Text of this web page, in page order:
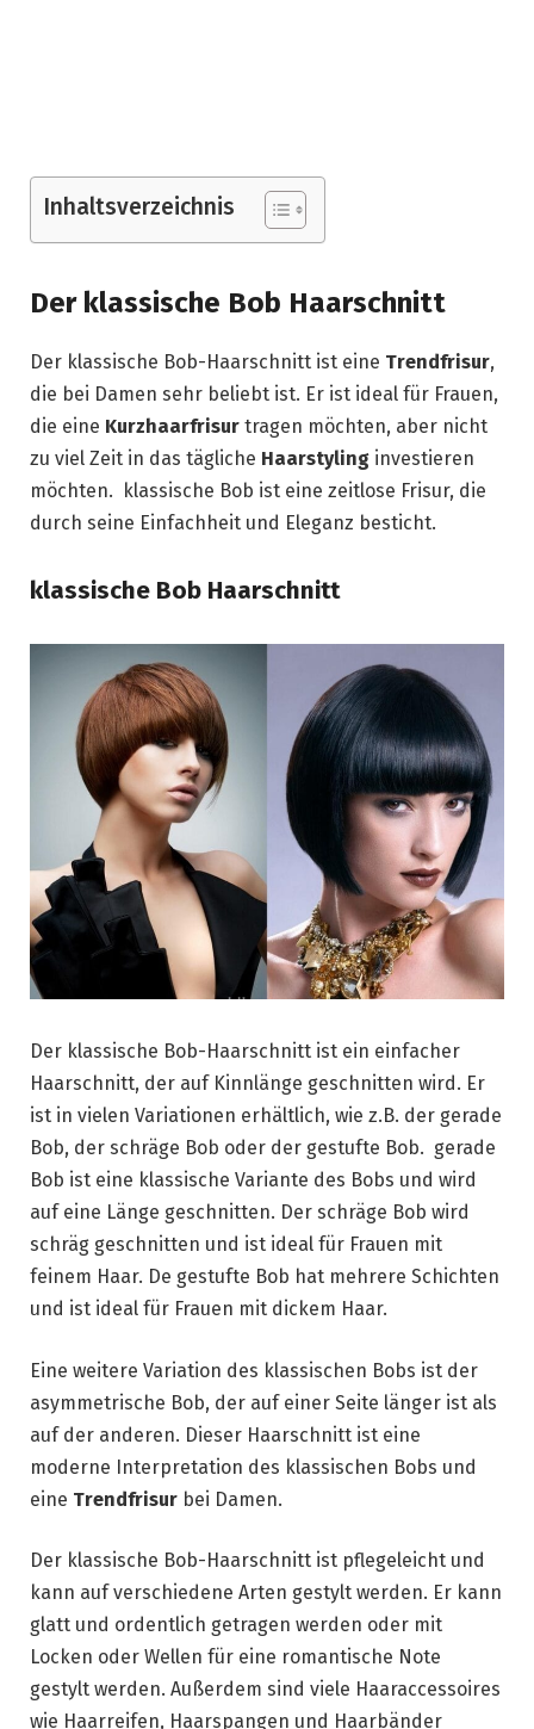
Inhaltsverzeichnis
Der klassische Bob Haarschnitt
Der klassische Bob-Haarschnitt ist eine Trendfrisur,
die bei Damen sehr beliebt ist. Er ist ideal für Frauen,
die eine Kurzhaarfrisur tragen möchten, aber nicht
zu viel Zeit in das tägliche Haarstyling investieren
möchten. klassische Bob ist eine zeitlose Frisur, die
durch seine Einfachheit und Eleganz besticht.
klassische Bob Haarschnitt
Der klassische Bob-Haarschnitt ist ein einfacher
Haarschnitt, der auf Kinnlänge geschnitten wird. Er
ist in vielen Variationen erhältlich, wie z.B. der gerade
Bob, der schräge Bob oder der gestufte Bob. gerade
Bob ist eine klassische Variante des Bobs und wird
auf eine Länge geschnitten. Der schräge Bob wird
schräg geschnitten und ist ideal für Frauen mit
feinem Haar. De gestufte Bob hat mehrere Schichten
und ist ideal für Frauen mit dickem Haar.
Eine weitere Variation des klassischen Bobs ist der
asymmetrische Bob, der auf einer Seite länger ist als
auf der anderen. Dieser Haarschnitt ist eine
moderne Interpretation des klassischen Bobs und
eine Trendfrisur bei Damen.
Der klassische Bob-Haarschnitt ist pflegeleicht und
kann auf verschiedene Arten gestylt werden. Er kann
glatt und ordentlich getragen werden oder mit
Locken oder Wellen für eine romantische Note
gestylt werden. Außerdem sind viele Haaraccessoires
wie Haarreifen, Haarspangen und Haarbänder